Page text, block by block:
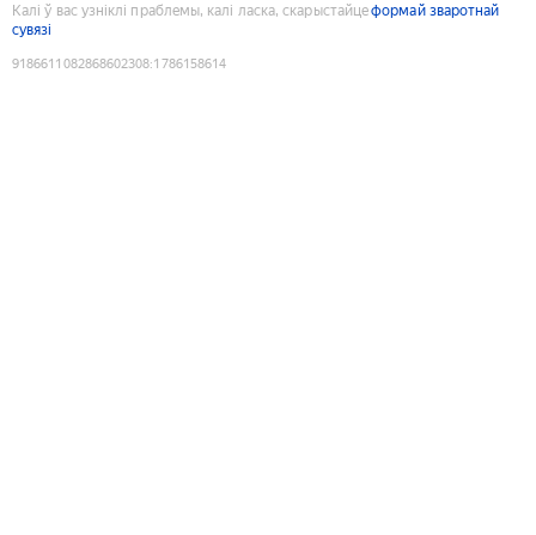
Калі ў вас узніклі праблемы, калі ласка, скарыстайцеформай зваротнай
сувязі
9186611082868602308:1786158614